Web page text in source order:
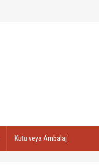
Kutu veya Ambalaj